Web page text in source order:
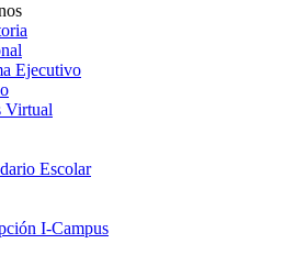
Ejecutivo
Virtual
Escolar
I-Campus